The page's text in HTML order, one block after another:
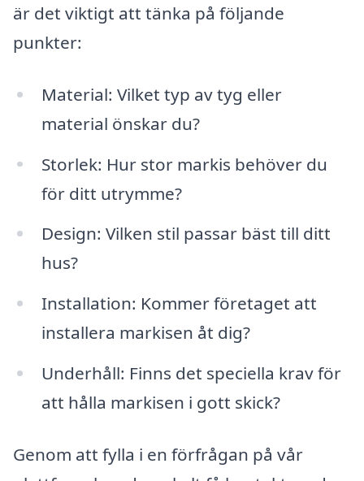
är det viktigt att tänka på följande
punkter:
Material: Vilket typ av tyg eller
material önskar du?
Storlek: Hur stor markis behöver du
för ditt utrymme?
Design: Vilken stil passar bäst till ditt
hus?
Installation: Kommer företaget att
installera markisen åt dig?
Underhåll: Finns det speciella krav för
att hålla markisen i gott skick?
Genom att fylla i en förfrågan på vår